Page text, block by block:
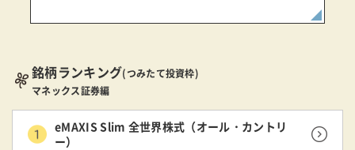
銘柄ランキング(つみたて投資枠)
マネックス証券編
eMAXIS Slim 全世界株式（オール・カントリ
ー）